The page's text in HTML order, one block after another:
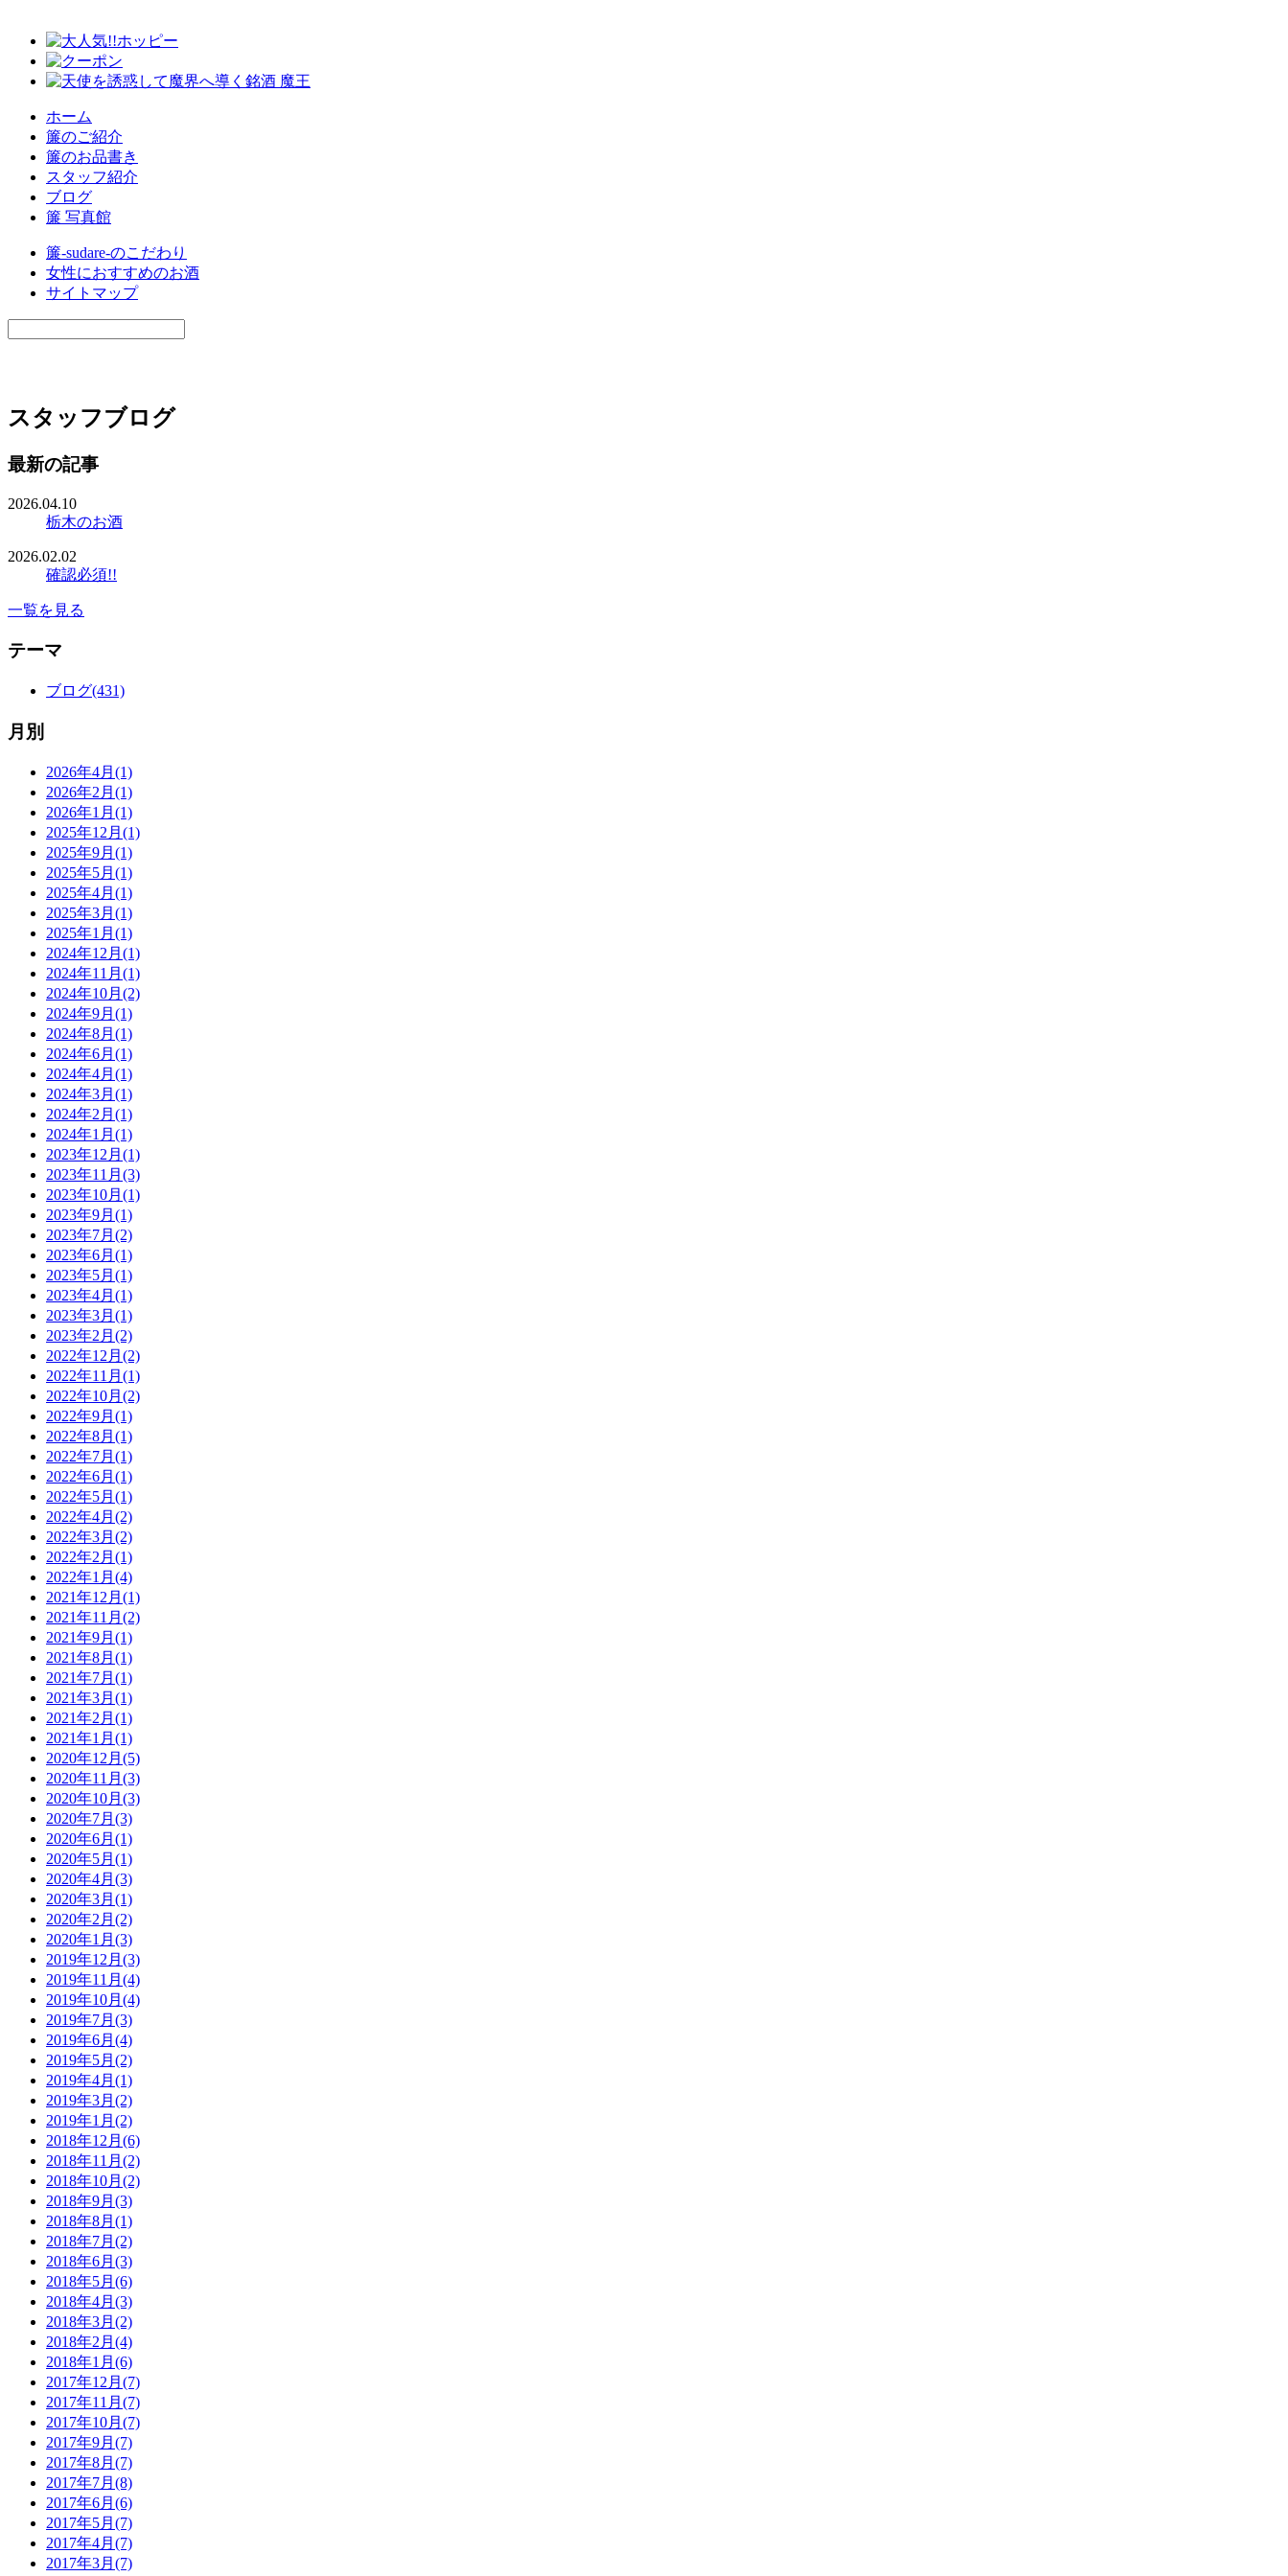
ホーム
簾のご紹介
簾のお品書き
スタッフ紹介
ブログ
簾 写真館
簾-sudare-のこだわり
女性におすすめのお酒
サイトマップ
スタッフブログ
最新の記事
2026.04.10
栃木のお酒
2026.02.02
確認必須!!
一覧を見る
テーマ
ブログ(431)
月別
2026年4月(1)
2026年2月(1)
2026年1月(1)
2025年12月(1)
2025年9月(1)
2025年5月(1)
2025年4月(1)
2025年3月(1)
2025年1月(1)
2024年12月(1)
2024年11月(1)
2024年10月(2)
2024年9月(1)
2024年8月(1)
2024年6月(1)
2024年4月(1)
2024年3月(1)
2024年2月(1)
2024年1月(1)
2023年12月(1)
2023年11月(3)
2023年10月(1)
2023年9月(1)
2023年7月(2)
2023年6月(1)
2023年5月(1)
2023年4月(1)
2023年3月(1)
2023年2月(2)
2022年12月(2)
2022年11月(1)
2022年10月(2)
2022年9月(1)
2022年8月(1)
2022年7月(1)
2022年6月(1)
2022年5月(1)
2022年4月(2)
2022年3月(2)
2022年2月(1)
2022年1月(4)
2021年12月(1)
2021年11月(2)
2021年9月(1)
2021年8月(1)
2021年7月(1)
2021年3月(1)
2021年2月(1)
2021年1月(1)
2020年12月(5)
2020年11月(3)
2020年10月(3)
2020年7月(3)
2020年6月(1)
2020年5月(1)
2020年4月(3)
2020年3月(1)
2020年2月(2)
2020年1月(3)
2019年12月(3)
2019年11月(4)
2019年10月(4)
2019年7月(3)
2019年6月(4)
2019年5月(2)
2019年4月(1)
2019年3月(2)
2019年1月(2)
2018年12月(6)
2018年11月(2)
2018年10月(2)
2018年9月(3)
2018年8月(1)
2018年7月(2)
2018年6月(3)
2018年5月(6)
2018年4月(3)
2018年3月(2)
2018年2月(4)
2018年1月(6)
2017年12月(7)
2017年11月(7)
2017年10月(7)
2017年9月(7)
2017年8月(7)
2017年7月(8)
2017年6月(6)
2017年5月(7)
2017年4月(7)
2017年3月(7)